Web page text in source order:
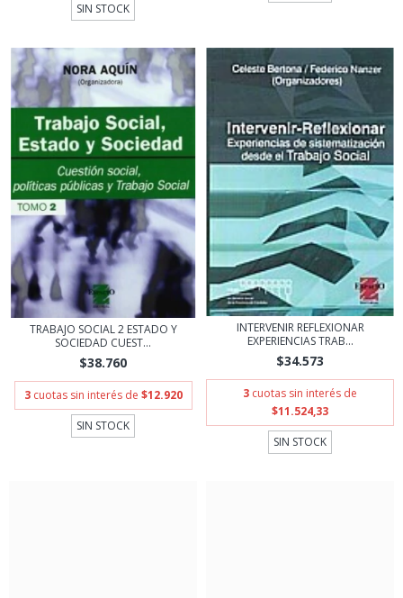
SIN STOCK
TRABAJO SOCIAL 2 ESTADO Y
SOCIEDAD CUEST...
$38.760
3 cuotas sin interés de $12.920
SIN STOCK
INTERVENIR REFLEXIONAR
EXPERIENCIAS TRAB...
$34.573
3 cuotas sin interés de
$11.524,33
SIN STOCK